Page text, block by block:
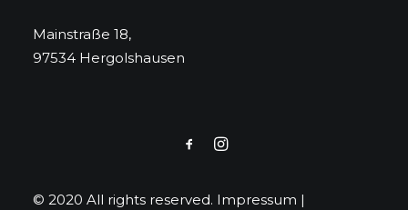
Mainstraße 18,
97534 Hergolshausen
© 2020 All rights reserved. Impressum |